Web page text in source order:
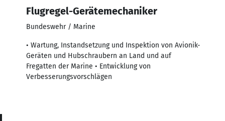
Flugregel-Gerätemechaniker
Bundeswehr / Marine
• Wartung, Instandsetzung und Inspektion von Avionik-
Geräten und Hubschraubern an Land und auf
Fregatten der Marine • Entwicklung von
Verbesserungsvorschlägen